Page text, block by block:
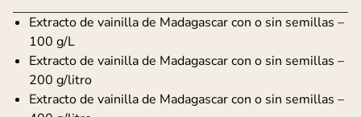
Extracto de vainilla de Madagascar con o sin semillas –
100 g/L
Extracto de vainilla de Madagascar con o sin semillas –
200 g/litro
Extracto de vainilla de Madagascar con o sin semillas –